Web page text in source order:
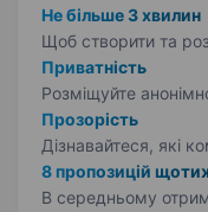
Не більше 3 хвилин
Щоб створити та
Приватність
Розміщуйте
Прозорість
Дізнавайтеся, які
8 пропозицій
В середньому